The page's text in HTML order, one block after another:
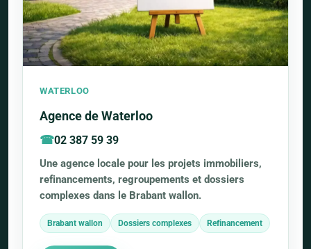
WATERLOO
Agence de Waterloo
02 387 59 39
Une agence locale pour les projets immobiliers,
refinancements, regroupements et dossiers
complexes dans le Brabant wallon.
Brabant wallon Dossiers complexes Refinancement